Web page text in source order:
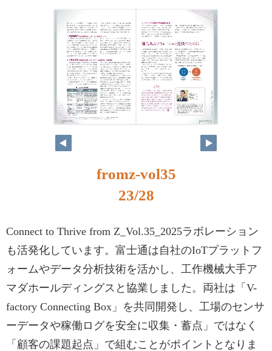
fromz-vol35
23/28
Connect to Thrive from Z_Vol.35_2025ラボレーション
も活発化しています。富士通は自社のIoTプラットフ
ォームやデータ分析技術を活かし、工作機械大手ア
マダホールディングスと協業しました。両社は「V-
factory Connecting Box」を共同開発し、工場のセンサ
ーデータや稼働ログを安全に収集・蓄点」ではなく
「顧客の課題起点」で組むことがポイントとなりま